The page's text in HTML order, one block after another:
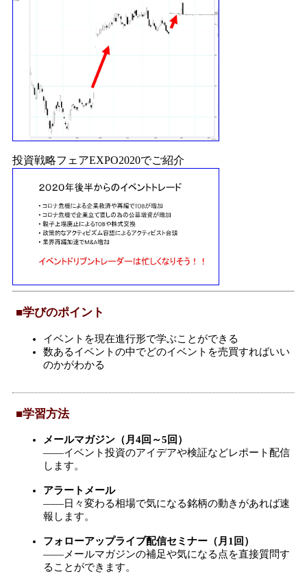
投資戦略フェアEXPO2020でご紹介
■学びのポイント
イベントを現在進行形で学ぶことができる
数あるイベントの中でどのイベントを売買すればいい
のかがわかる
■学習方法
メールマガジン（月4回～5回）
――イベント投資のアイデアや検証などレポート配信
します。
アラートメール
――日々変わる相場で気になる銘柄の動きがあれば速
報します。
フォローアップライブ配信セミナー（月1回）
――メールマガジンの補足や気になる点を直接質問す
ることができます。